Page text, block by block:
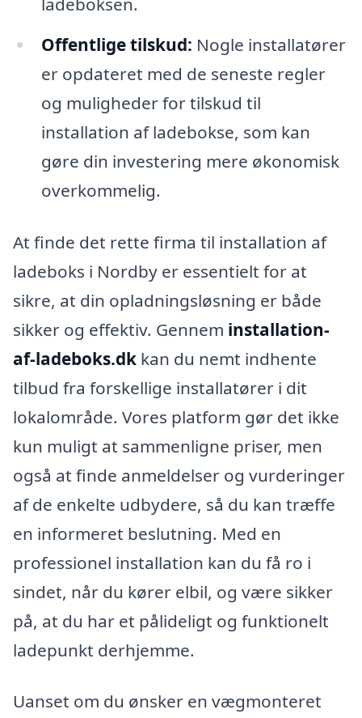
Offentlige tilskud: Nogle installatører
er opdateret med de seneste regler
og muligheder for tilskud til
installation af ladebokse, som kan
gøre din investering mere økonomisk
overkommelig.
At finde det rette firma til installation af
ladeboks i Nordby er essentielt for at
sikre, at din opladningsløsning er både
sikker og effektiv. Gennem installation-
af-ladeboks.dk kan du nemt indhente
tilbud fra forskellige installatører i dit
lokalområde. Vores platform gør det ikke
kun muligt at sammenligne priser, men
også at finde anmeldelser og vurderinger
af de enkelte udbydere, så du kan træffe
en informeret beslutning. Med en
professionel installation kan du få ro i
sindet, når du kører elbil, og være sikker
på, at du har et pålideligt og funktionelt
ladepunkt derhjemme.
Uanset om du ønsker en vægmonteret